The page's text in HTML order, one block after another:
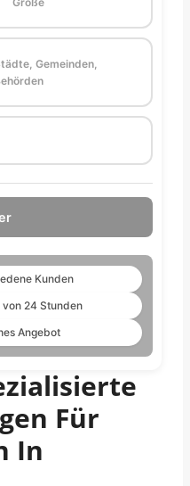
Gemeinden,
Kunden
24 Stunden
Angebot
Für
In